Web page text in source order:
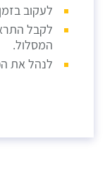
לעקוב
לקבל
המסלול.
לנהל את